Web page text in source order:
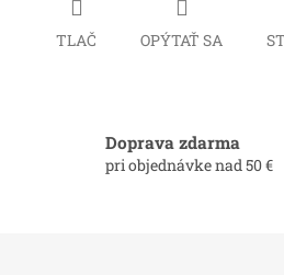
TLAČ OPÝTAŤ SA
Doprava zdarma
pri objednávke nad 50 €